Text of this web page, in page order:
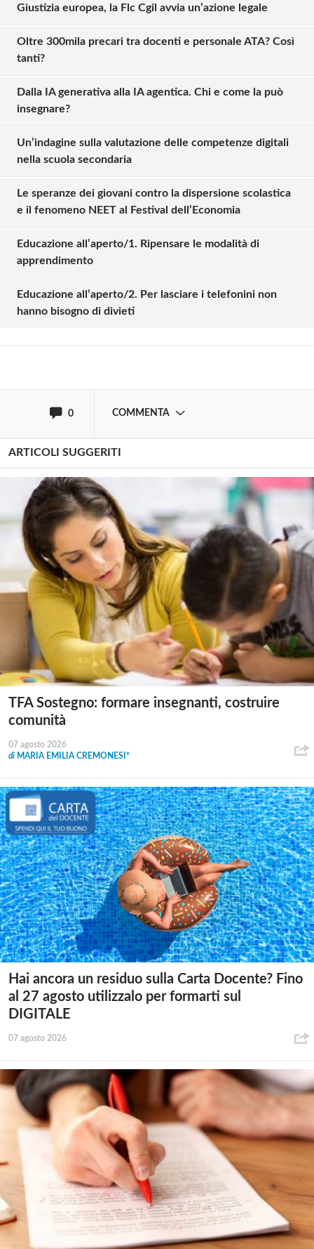
Giustizia europea, la Flc Cgil avvia un’azione legale
Oltre 300mila precari tra docenti e personale ATA? Così
tanti?
Dalla IA generativa alla IA agentica. Chi e come la può
insegnare?
Un’indagine sulla valutazione delle competenze digitali
nella scuola secondaria
Le speranze dei giovani contro la dispersione scolastica
e il fenomeno NEET al Festival dell’Economia
Educazione all’aperto/1. Ripensare le modalità di
apprendimento
Educazione all’aperto/2. Per lasciare i telefonini non
hanno bisogno di divieti
0 COMMENTA
Solo gli utenti registrati possono
Effettua il Login
ARTICOLI SUGGERITI
TFA Sostegno: formare insegnanti, costruire
comunità
07 agosto 2026
di MARIA EMILIA CREMONESI*
Hai ancora un residuo sulla Carta Docente? Fino
al 27 agosto utilizzalo per formarti sul
DIGITALE
07 agosto 2026